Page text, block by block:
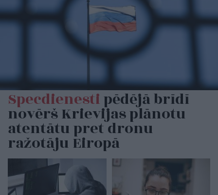
Specdienestipēdējā brīdī
novērš Krievijas plānotu
atentātu pret dronu
ražotāju Eiropā